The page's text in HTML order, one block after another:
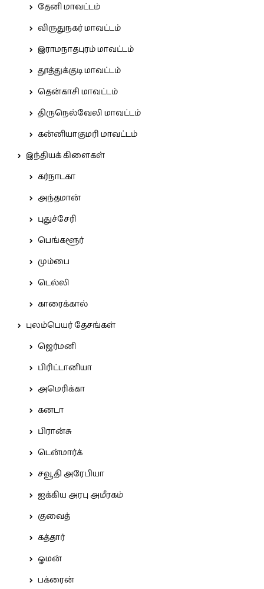
தேனி மாவட்டம்
விருதுநகர் மாவட்டம்
இராமநாதபுரம் மாவட்டம்
தூத்துக்குடி மாவட்டம்
தென்காசி மாவட்டம்
திருநெல்வேலி மாவட்டம்
கன்னியாகுமரி மாவட்டம்
இந்தியக் கிளைகள்
கர்நாடகா
அந்தமான்
புதுச்சேரி
பெங்களூர்
மும்பை
டெல்லி
காரைக்கால்
புலம்பெயர் தேசங்கள்
ஜெர்மனி
பிரிட்டானியா
அமெரிக்கா
கனடா
பிரான்சு
டென்மார்க்
சவூதி அரேபியா
ஐக்கிய அரபு அமீரகம்
குவைத்
கத்தார்
ஓமன்
பக்ரைன்